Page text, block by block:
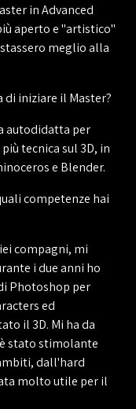
in Advanced
aperto e "artistico"
meglio alla
di iniziare il Master?
autodidatta per
tecnica sul 3D, in
e Blender.
competenze hai
compagni, mi
i due anni ho
Photoshop per
ed
il 3D. Mi ha da
stato stimolante
dall'hard
molto utile per il